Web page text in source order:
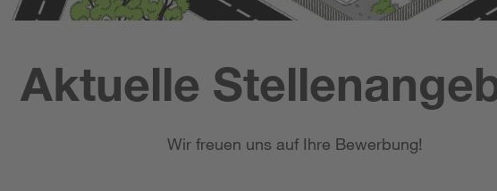
Aktuelle
Wir freuen uns auf Ihre Bewerbung!